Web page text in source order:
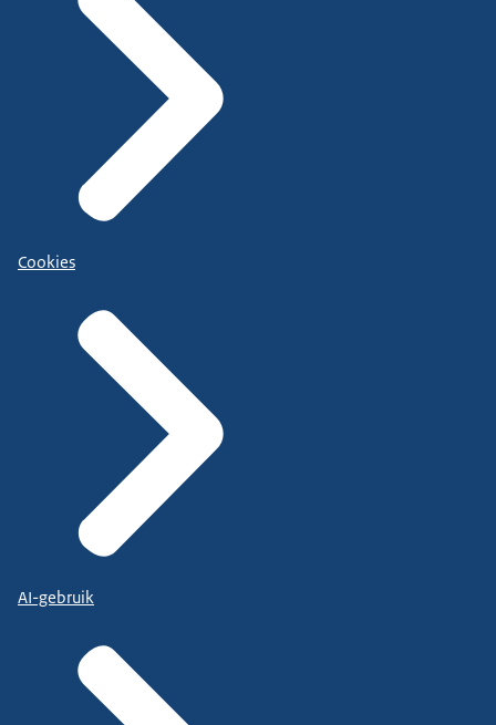
Cookies
AI-gebruik